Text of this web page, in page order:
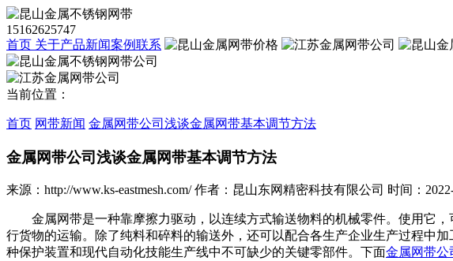
15162625747
首页 关于产品新闻案例联系
当前位置：
首页 网带新闻 金属网带公司浅谈金属网带基本调节方法
金属网带公司浅谈金属网带基本调节方法
来源：http://www.ks-eastmesh.com/作者：昆山东网精密科技有限公司 时间：
金属网带是一种靠摩擦力驱动，以连续方式输送物料的机械零件。使用它，
行货物的运输。除了纯料和碎料的输送外，还可以配合各生产企业生产过程中
种保护装置和现代自动化技能生产线中不可缺少的关键零部件。下面金属网带公